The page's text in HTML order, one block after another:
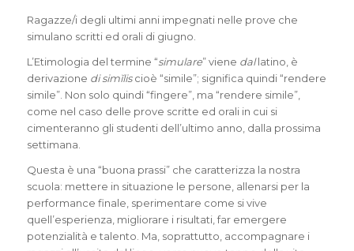
Ragazze/i degli ultimi anni impegnati nelle prove che
simulano scritti ed orali di giugno.
L’Etimologia del termine “simulare” viene dallatino, è
derivazione di simĭliscioè “simile”; significa quindi “rendere
simile”. Non solo quindi “fingere”, ma “rendere simile”,
come nel caso delle prove scritte ed orali in cui si
cimenteranno gli studenti dell’ultimo anno, dalla prossima
settimana.
Questa è una “buona prassi” che caratterizza la nostra
scuola: mettere in situazione le persone, allenarsi per la
performance finale, sperimentare come si vive
quell’esperienza, migliorare i risultati, far emergere
potenzialità e talento. Ma, soprattutto, accompagnare i